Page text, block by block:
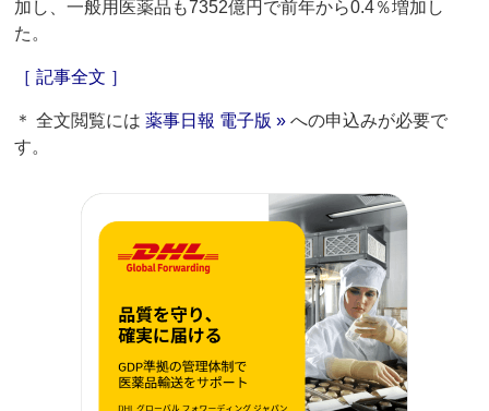
加し、一般用医薬品も7352億円で前年から0.4％増加し
た。
［ 記事全文 ］
＊ 全文閲覧には薬事日報 電子版 » への申込みが必要で
す。